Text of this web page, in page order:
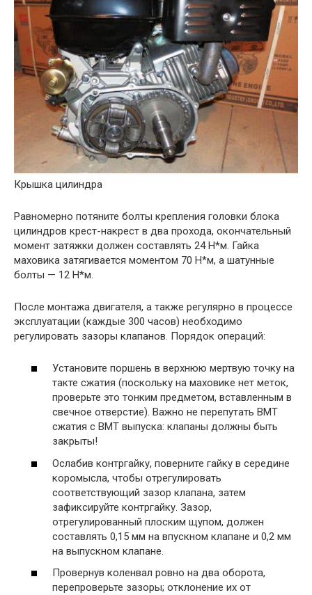
Крышка цилиндра
Равномерно потяните болты крепления головки блока
цилиндров крест-накрест в два прохода, окончательный
момент затяжки должен составлять 24 Н*м. Гайка
маховика затягивается моментом 70 Н*м, а шатунные
болты — 12 Н*м.
После монтажа двигателя, а также регулярно в процессе
эксплуатации (каждые 300 часов) необходимо
регулировать зазоры клапанов. Порядок операций:
Установите поршень в верхнюю мертвую точку на
такте сжатия (поскольку на маховике нет меток,
проверьте это тонким предметом, вставленным в
свечное отверстие). Важно не перепутать ВМТ
сжатия с ВМТ выпуска: клапаны должны быть
закрыты!
Ослабив контргайку, поверните гайку в середине
коромысла, чтобы отрегулировать
соответствующий зазор клапана, затем
зафиксируйте контргайку. Зазор,
отрегулированный плоским щупом, должен
составлять 0,15 мм на впускном клапане и 0,2 мм
на выпускном клапане.
Провернув коленвал ровно на два оборота,
перепроверьте зазоры; отклонение их от